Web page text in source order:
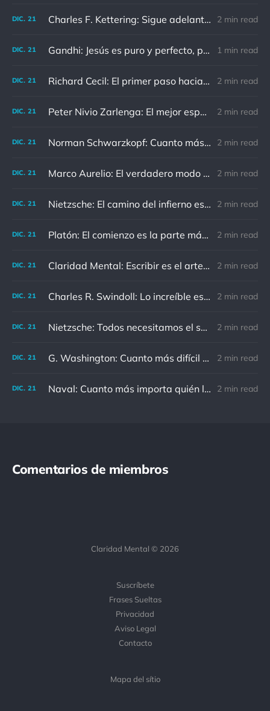
DIC. 21 Charles F. Kettering: Sigue adelante, y es probable que tropieces con algo, tal vez cuando menos lo esperes. Nunca he escuchado hablar de alguien algu 2 min read
DIC. 21 Gandhi: Jesús es puro y perfecto, pero vosotros los cristianos no sois como él. 1 min read
DIC. 21 Richard Cecil: El primer paso hacia el conocimiento es saber que somos ignorantes. 2 min read
DIC. 21 Peter Nivio Zarlenga: El mejor espejo es un viejo amigo. 2 min read
DIC. 21 Norman Schwarzkopf: Cuanto más sudes por la paz, menos sangras por la guerra. 2 min read
DIC. 21 Marco Aurelio: El verdadero modo de vengarse de un enemigo es no parecérsele. 2 min read
DIC. 21 Nietzsche: El camino del infierno está asfaltado de buenas intenciones. 2 min read
DIC. 21 Platón: El comienzo es la parte más importante del trabajo 2 min read
DIC. 21 Claridad Mental: Escribir es el arte de calmar y despejar la mente. 2 min read
DIC. 21 Charles R. Swindoll: Lo increíble es que cada día podemos elegir la actitud que adoptaremos. 2 min read
DIC. 21 Nietzsche: Todos necesitamos el sentido de culpa, pero nadie necesita sentirse culpable. 2 min read
DIC. 21 G. Washington: Cuanto más difícil es el conflicto, mayor es el triunfo. 2 min read
DIC. 21 Naval: Cuanto más importa quién lo ha dicho, menos importa en realidad 2 min read
Comentarios de miembros
Claridad Mental © 2026
Suscríbete
Frases Sueltas
Privacidad
Aviso Legal
Contacto
Mapa del sítio